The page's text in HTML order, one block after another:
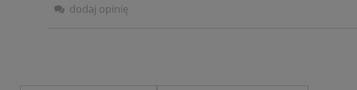
dodaj opinię